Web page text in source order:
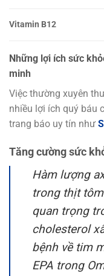
Vitamin B12
Những lợi ích sức
minh
Việc thường xuyên
nhiều lợi ích quý báu
trang báo uy tín như
Tăng cường sức
Hàm lượng
trong thịt
quan trọng
cholesterol
bệnh về tim
EPA trong